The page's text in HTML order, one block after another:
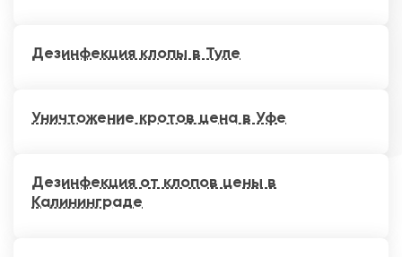
Дезинфекция клопы в Туле
Уничтожение кротов цена в Уфе
Дезинфекция от клопов цены в
Калининграде